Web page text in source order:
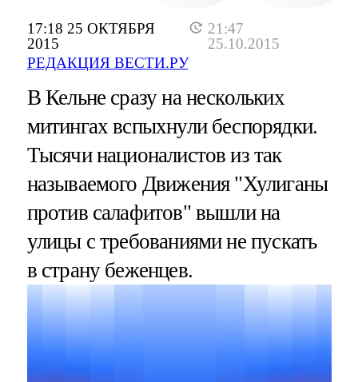
17:18 25 ОКТЯБРЯ
2015
21:47
25.10.2015
РЕДАКЦИЯ ВЕСТИ.РУ
В Кельне сразу на нескольких
митингах вспыхнули беспорядки.
Тысячи националистов из так
называемого Движения "Хулиганы
против салафитов" вышли на
улицы с требованиями не пускать
в страну беженцев.